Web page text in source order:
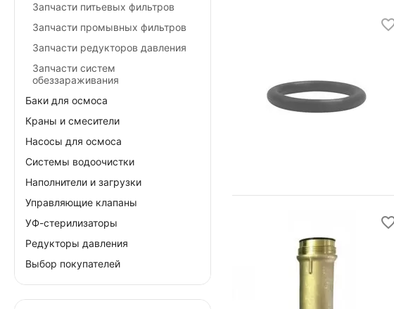
Запчасти питьевых фильтров
Запчасти промывных фильтров
Запчасти редукторов давления
Запчасти систем
обеззараживания
Баки для осмоса
Краны и смесители
Насосы для осмоса
Системы водоочистки
Наполнители и загрузки
Управляющие клапаны
УФ-стерилизаторы
Редукторы давления
Выбор покупателей